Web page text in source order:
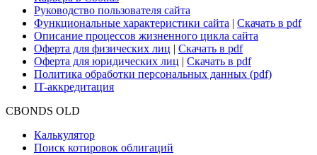
Руководство пользователя сайта
Функциональные характеристики сайта | Скачать в pdf
Описание процессов жизненного цикла сайта
Оферта для физических лиц | Скачать в pdf
Оферта для юридических лиц | Скачать в pdf
Политика обработки персональных данных (pdf)
IT-аккредитация
CBONDS OLD
Калькулятор
Поиск котировок облигаций